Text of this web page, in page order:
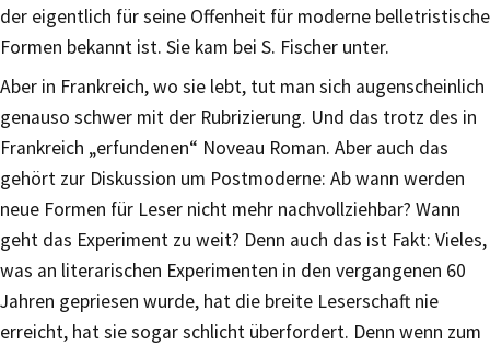
der eigentlich für seine Offenheit für moderne belletristische
Formen bekannt ist. Sie kam bei S. Fischer unter.
Aber in Frankreich, wo sie lebt, tut man sich augenscheinlich
genauso schwer mit der Rubrizierung. Und das trotz des in
Frankreich „erfundenen“ Noveau Roman. Aber auch das
gehört zur Diskussion um Postmoderne: Ab wann werden
neue Formen für Leser nicht mehr nachvollziehbar? Wann
geht das Experiment zu weit? Denn auch das ist Fakt: Vieles,
was an literarischen Experimenten in den vergangenen 60
Jahren gepriesen wurde, hat die breite Leserschaft nie
erreicht, hat sie sogar schlicht überfordert. Denn wenn zum